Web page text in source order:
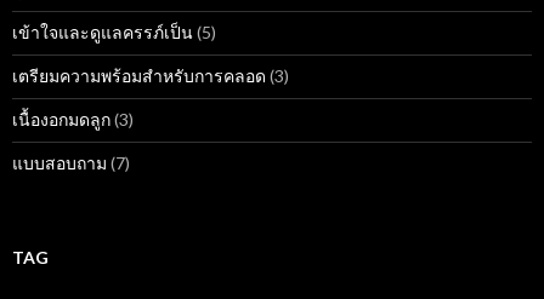
เข้าใจและดูแลครรภ์เป็น(5)
เตรียมความพร้อมสำหรับการคลอด (3)
เนื้องอกมดลูก(3)
แบบสอบถาม (7)
TAG